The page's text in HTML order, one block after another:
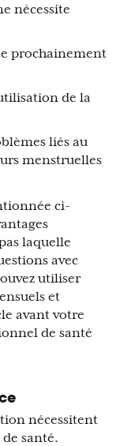
nécessite
prochainement
de la
liés au
menstruelles
ci-
laquelle
avec
utiliser
et
avant votre
de santé
nécessitent
santé.